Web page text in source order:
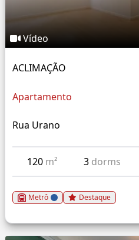
Vídeo
ACLIMAÇÃO
Apartamento
Rua Urano
120 m² 3 dorms
Metrô Destaque